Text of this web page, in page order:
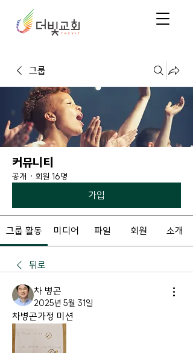
그룹
커뮤니티
공개 · 회원 16명
가입
그룹 활동 미디어 파일 회원 소개
뒤로
차 병곤
2025년 5월 31일
차병곤가정 미션